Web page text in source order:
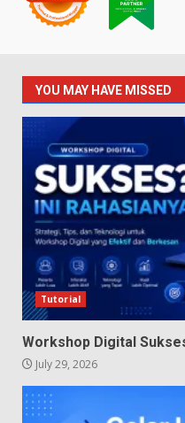
YOU MAY HAVE MISSED
Tutorial
Workshop Digital
July 29, 2026